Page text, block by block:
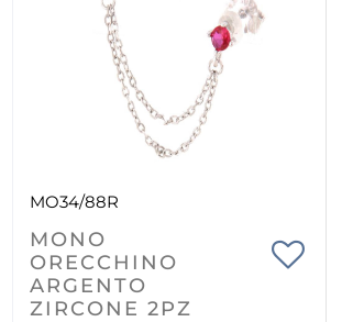
MO34/88R
MONO
ORECCHINO
ARGENTO
ZIRCONE 2PZ